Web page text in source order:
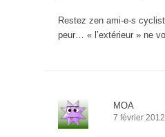
Restez zen ami-e-s
peur… « l’extérieur » ne
MOA
7 février